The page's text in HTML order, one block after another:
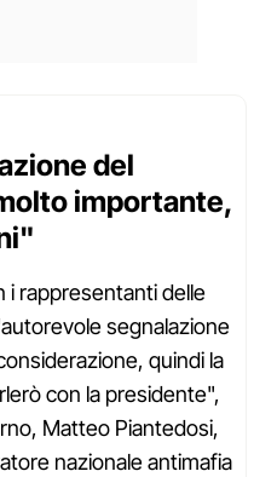
del
importante,
i rappresentanti delle
segnalazione
quindi la
con la presidente",
Matteo Piantedosi,
nazionale antimafia